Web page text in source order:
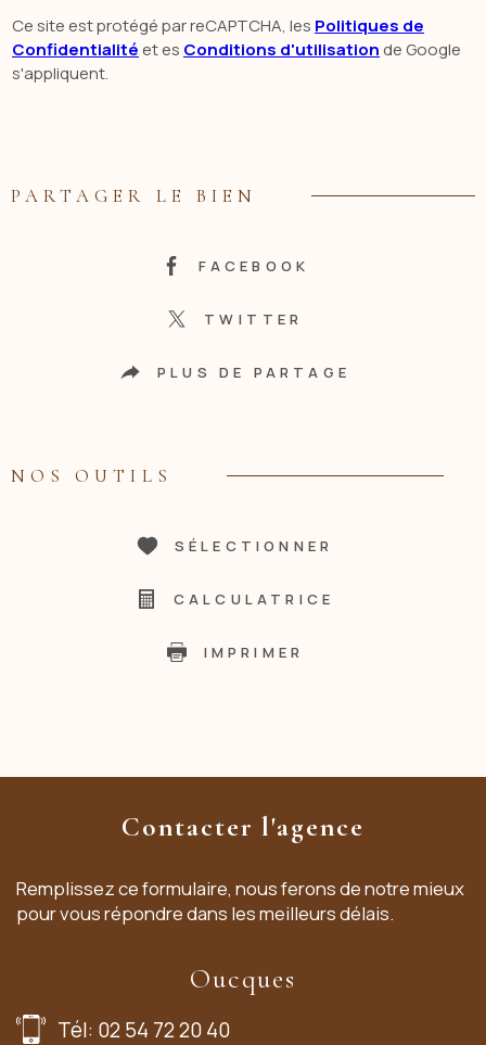
Ce site est protégé par reCAPTCHA, les Politiques de
Confidentialité et es Conditions d'utilisation de Google
s'appliquent.
PARTAGER LE BIEN
FACEBOOK
TWITTER
PLUS DE PARTAGE
NOS OUTILS
SÉLECTIONNER
CALCULATRICE
IMPRIMER
Contacter l'agence
Remplissez ce formulaire, nous ferons de notre mieux
pour vous répondre dans les meilleurs délais.
Oucques
Tél: 02 54 72 20 40